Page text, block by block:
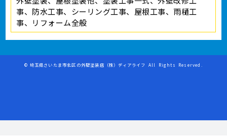
事、防水工事、シーリング工事、屋根工事、雨樋工
事、リフォーム全般
© 埼玉県さいたま市北区の外壁塗装店（株）ディアライフ All Rights Reserved.